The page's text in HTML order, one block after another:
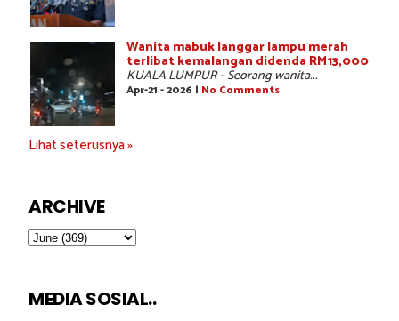
Wanita mabuk langgar lampu merah
terlibat kemalangan didenda RM13,000
KUALA LUMPUR – Seorang wanita...
Apr-21 - 2026 | No Comments
Lihat seterusnya »
ARCHIVE
MEDIA SOSIAL..